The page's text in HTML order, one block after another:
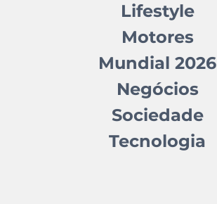
Lifestyle
Motores
Mundial 2026
Negócios
Sociedade
Tecnologia